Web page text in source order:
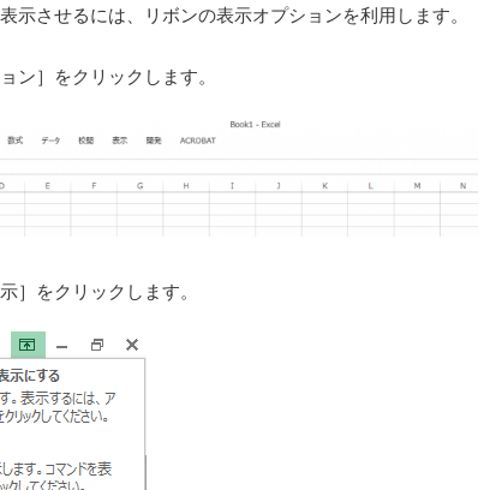
示させるには、リボンの表示オプションを利用します。
ン］をクリックします。
］をクリックします。